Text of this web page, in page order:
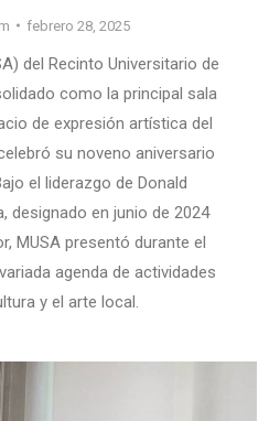
febrero 28, 2025
del Recinto Universitario de
como la principal sala
de expresión artística del
su noveno aniversario
el liderazgo de Donald
designado en junio de 2024
MUSA presentó durante el
agenda de actividades
y el arte local.